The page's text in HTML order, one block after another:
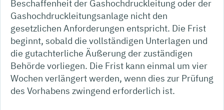
Beschaffenheit der Gashochdruckleitung oder der
Gashochdruckleitungsanlage nicht den
gesetzlichen Anforderungen entspricht. Die Frist
beginnt, sobald die vollständigen Unterlagen und
die gutachterliche Äußerung der zuständigen
Behörde vorliegen. Die Frist kann einmal um vier
Wochen verlängert werden, wenn dies zur Prüfung
des Vorhabens zwingend erforderlich ist.